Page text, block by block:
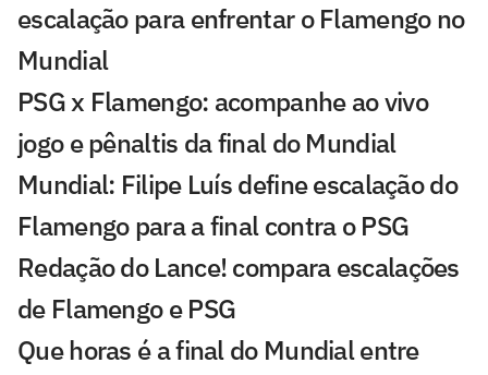
escalação para enfrentar o Flamengo no
Mundial
PSG x Flamengo: acompanhe ao vivo
jogo e pênaltis da final do Mundial
Mundial: Filipe Luís define escalação do
Flamengo para a final contra o PSG
Redação do Lance! compara escalações
de Flamengo e PSG
Que horas é a final do Mundial entre